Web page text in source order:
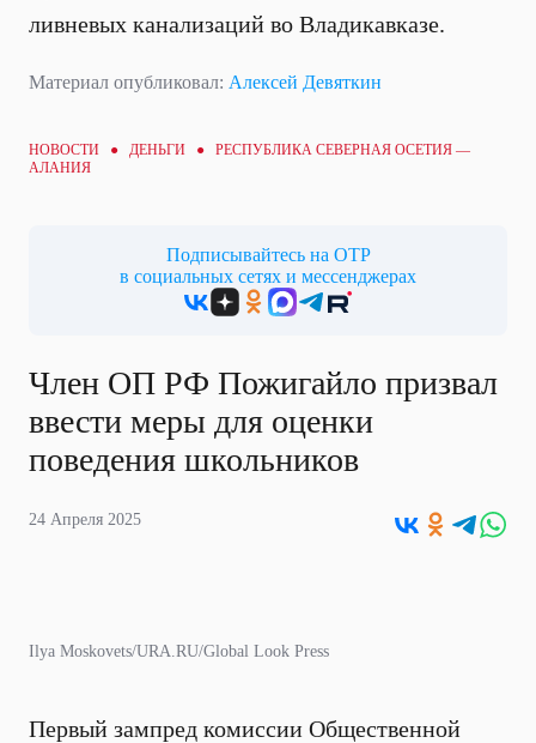
ливневых канализаций во Владикавказе.
Материал опубликовал: Алексей Девяткин
НОВОСТИ ● ДЕНЬГИ ● РЕСПУБЛИКА СЕВЕРНАЯ ОСЕТИЯ —
АЛАНИЯ
Подписывайтесь на ОТР
в социальных сетях и мессенджерах
Член ОП РФ Пожигайло призвал
ввести меры для оценки
поведения школьников
24 Апреля 2025
Ilya Moskovets/URA.RU/Global Look Press
Первый зампред комиссии Общественной